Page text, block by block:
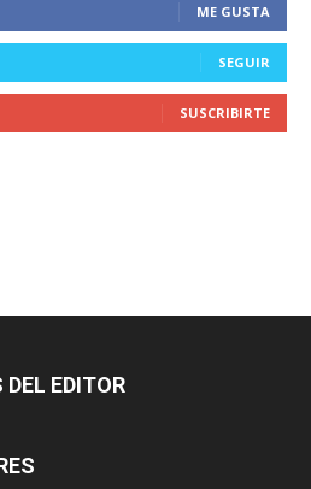
ME GUSTA
SEGUIR
SUSCRIBIRTE
EDITOR